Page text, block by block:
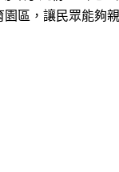
區，讓民眾能夠